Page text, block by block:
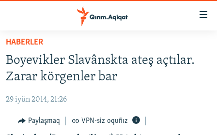
Esas
qaytmaq
Baş
qaytmaq
qaytmaq
HABERLER
SİYASET
CEMİYET
MEDENİYET
HABERLER
Boyevikler Slavânskta ateş açtılar.
Zarar körgenler bar
29 iyün 2014, 21:26
Paylaşmaq VPN-siz oquñız